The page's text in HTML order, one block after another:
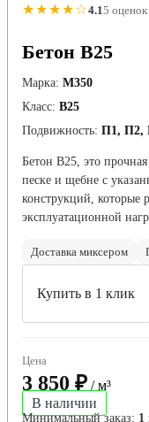
★★★★☆4.15 оценок
Бетон В25
Марка: М350
Класс: В25
Подвижность: П1, П2,
Бетон В25, это
песке и щебне с
конструкций, которые
эксплуатационной
Доставка миксером
Купить в 1 клик
Цена
3 850 ₽ / м³
В наличии
Минимальный заказ: 1